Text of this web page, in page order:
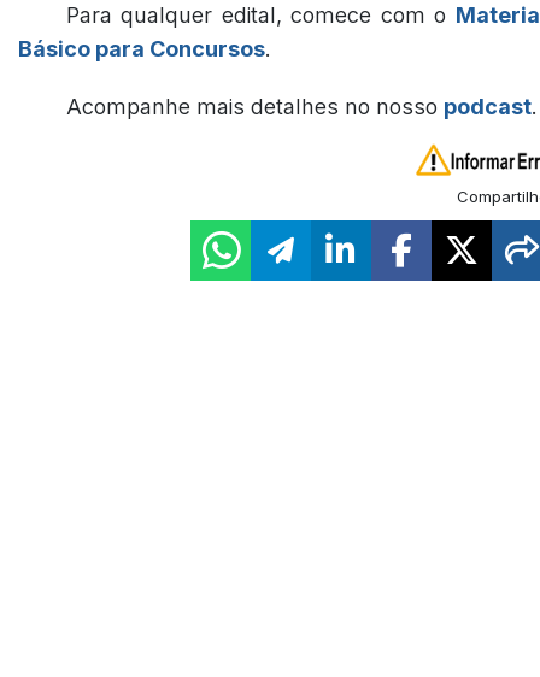
Para qualquer edital, comece com o
Básico para Concursos.
Acompanhe mais detalhes no nosso podcast.